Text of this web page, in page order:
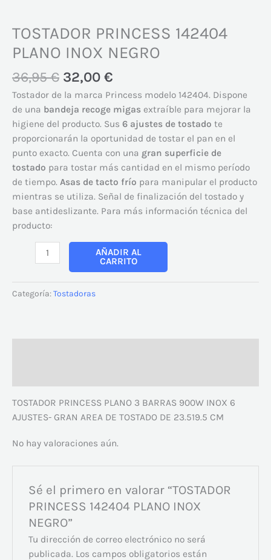
TOSTADOR PRINCESS 142404
PLANO INOX NEGRO
36,95€ 32,00 €
Tostador de la marca Princess modelo 142404. Dispone
de una bandeja recoge migas extraíble para mejorar la
higiene del producto. Sus 6 ajustes de tostado te
proporcionarán la oportunidad de tostar el pan en el
punto exacto. Cuenta con una gran superficie de
tostado para tostar más cantidad en el mismo período
de tiempo. Asas de tacto frío para manipular el producto
mientras se utiliza. Señal de finalización del tostado y
base antideslizante. Para más información técnica del
producto:
AÑADIR AL
CARRITO
Categoría:Tostadoras
TOSTADOR PRINCESS PLANO 3 BARRAS 900W INOX 6
AJUSTES- GRAN AREA DE TOSTADO DE 23.519.5 CM
No hay valoraciones aún.
Sé el primero en valorar “TOSTADOR
PRINCESS 142404 PLANO INOX
NEGRO”
Tu dirección de correo electrónico no será
publicada. Los campos obligatorios están